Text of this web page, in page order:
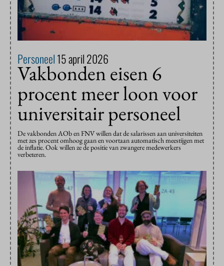
Personeel15 april 2026
Vakbonden eisen 6
procent meer loon voor
universitair personeel
De vakbonden AOb en FNV willen dat de salarissen aan universiteiten
met zes procent omhoog gaan en voortaan automatisch meestijgen met
de inflatie. Ook willen ze de positie van zwangere medewerkers
verbeteren.